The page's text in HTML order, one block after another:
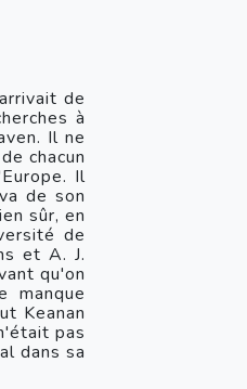
de
à
Il ne
chacun
Il
de son
sûr, en
de
et A. J.
qu'on
manque
Keanan
pas
dans sa